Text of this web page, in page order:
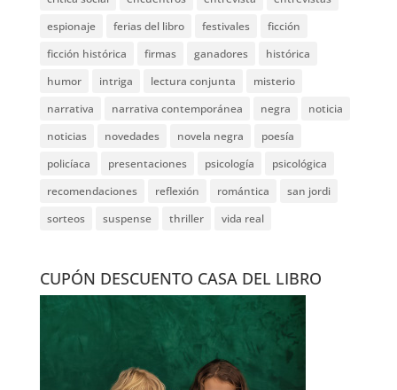
espionaje
ferias del libro festivales
ficción
ficción histórica
firmas ganadores
histórica
humor
intriga lectura conjunta
misterio
narrativa
narrativa contemporánea negra
noticia
noticias
novedades novela negra
poesía
policíaca
presentaciones psicología
psicológica
recomendaciones
reflexión romántica
san jordi
sorteos
suspense thriller vida real
CUPÓN DESCUENTO CASA DEL LIBRO